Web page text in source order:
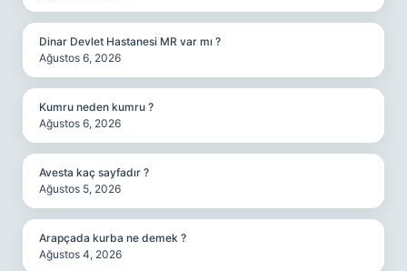
Dinar Devlet Hastanesi MR var mı ?
Ağustos 6, 2026
Kumru neden kumru ?
Ağustos 6, 2026
Avesta kaç sayfadır ?
Ağustos 5, 2026
Arapçada kurba ne demek ?
Ağustos 4, 2026